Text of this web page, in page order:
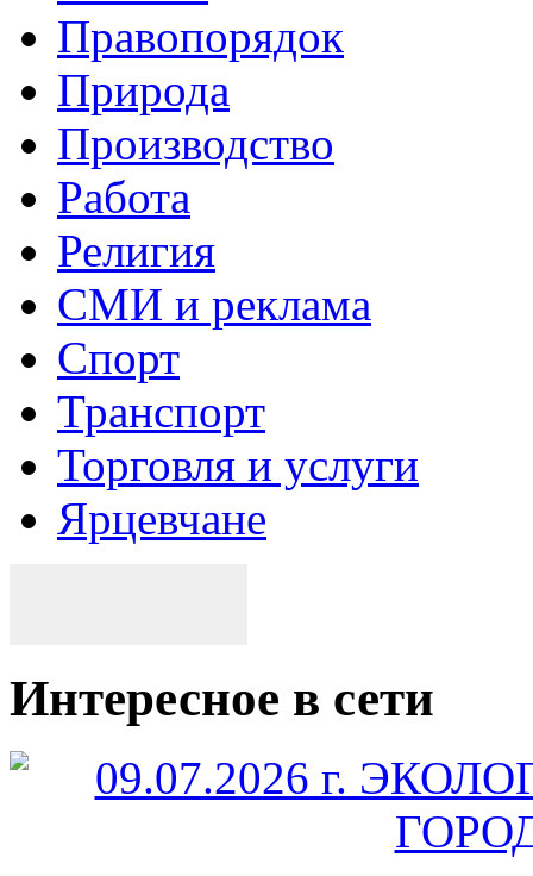
Правопорядок
Природа
Производство
Работа
Религия
СМИ и реклама
Спорт
Транспорт
Торговля и услуги
Ярцевчане
Интересное в сети